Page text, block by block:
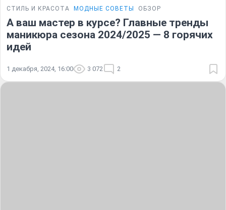
СТИЛЬ И КРАСОТА МОДНЫЕ СОВЕТЫ ОБЗОР
А ваш мастер в курсе? Главные тренды
маникюра сезона 2024/2025 — 8 горячих
идей
1 декабря, 2024, 16:00 3 072 2